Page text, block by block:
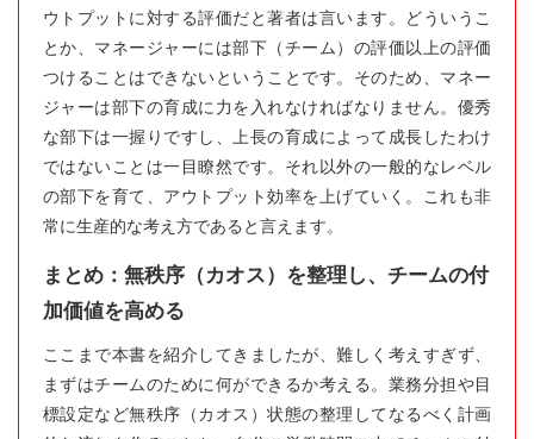
ウトプットに対する評価だと著者は言います。どういうこ
とか、マネージャーには部下（チーム）の評価以上の評価
つけることはできないということです。そのため、マネー
ジャーは部下の育成に力を入れなければなりません。優秀
な部下は一握りですし、上長の育成によって成長したわけ
ではないことは一目瞭然です。それ以外の一般的なレベル
の部下を育て、アウトプット効率を上げていく。これも非
常に生産的な考え方であると言えます。
まとめ：無秩序（カオス）を整理し、チームの付
加価値を高める
ここまで本書を紹介してきましたが、難しく考えすぎず、
まずはチームのために何ができるか考える。業務分担や目
標設定など無秩序（カオス）状態の整理してなるべく計画